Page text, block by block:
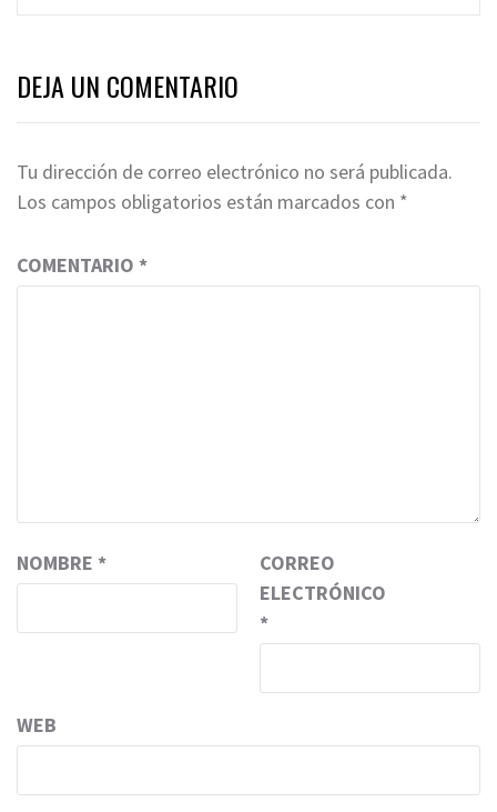
DEJA UN COMENTARIO
Tu dirección de correo electrónico no será publicada.
Los campos obligatorios están marcados con *
COMENTARIO *
NOMBRE *
CORREO
ELECTRÓNICO
*
WEB